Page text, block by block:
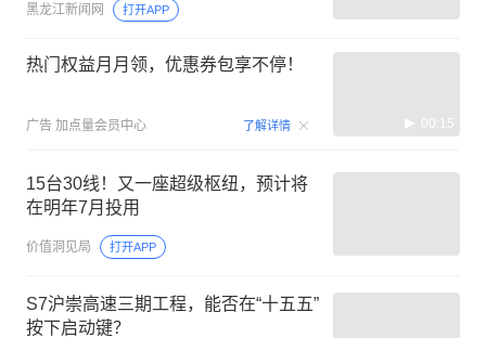
黑龙江新闻网 打开APP
热门权益月月领，优惠券包享不停！
广告 加点量会员中心 了解详情 00:15
15台30线！又一座超级枢纽，预计将
在明年7月投用
价值洞见局 打开APP
S7沪崇高速三期工程，能否在“十五五”
按下启动键？